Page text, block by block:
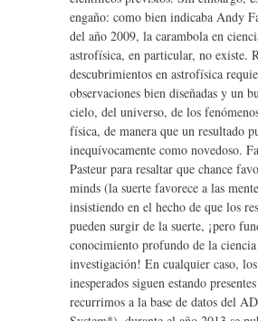
it
te
engaño: como bien indicaba Andy
del año 2009, la carambola en
astrofísica, en particular, no existe.
descubrimientos en astrofísica
observaciones bien diseñadas y un
cielo, del universo, de los
física, de manera que un resultado
inequívocamente como novedoso.
Pasteur para resaltar que chance
minds (la suerte favorece a las
insistiendo en el hecho de que los
pueden surgir de la suerte, ¡pero
conocimiento profundo de la ciencia
investigación! En cualquier caso,
inesperados siguen estando
recurrimos a la base de datos del